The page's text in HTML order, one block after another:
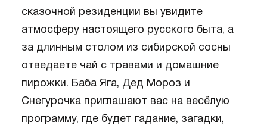
сказочной резиденции вы увидите
атмосферу настоящего русского быта, а
за длинным столом из сибирской сосны
отведаете чай с травами и домашние
пирожки. Баба Яга, Дед Мороз и
Снегурочка приглашают вас на весёлую
программу, где будет гадание, загадки,